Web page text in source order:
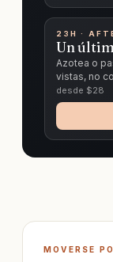
23H ·
Un
Azotea o
vistas, no
desde $28
MOVERSE